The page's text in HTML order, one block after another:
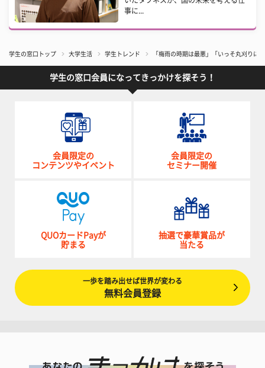
事に...
学生の窓口トップ 大学生活 学生トレンド 「梅雨の時期は最悪」「いっそ丸刈りに
学生の窓口会員になってきっかけを探そう！
会員限定の
コンテンツやイベント
会員限定の
セミナー開催
QUOカードPayが
貯まる
抽選で豪華賞品が
当たる
一歩を踏み出せば世界が変わる
無料会員登録